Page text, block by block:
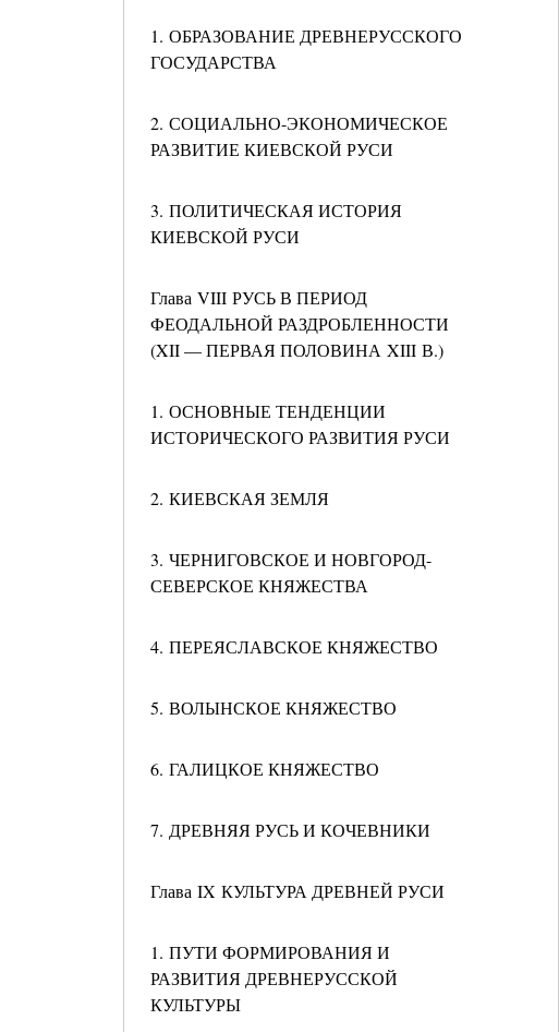
1. ОБРАЗОВАНИЕ ДРЕВНЕРУССКОГО
ГОСУДАРСТВА
2. СОЦИАЛЬНО-ЭКОНОМИЧЕСКОЕ
РАЗВИТИЕ КИЕВСКОЙ РУСИ
3. ПОЛИТИЧЕСКАЯ ИСТОРИЯ
КИЕВСКОЙ РУСИ
Глава VIII РУСЬ В ПЕРИОД
ФЕОДАЛЬНОЙ РАЗДРОБЛЕННОСТИ
(XII — ПЕРВАЯ ПОЛОВИНА XIII В.)
1. ОСНОВНЫЕ ТЕНДЕНЦИИ
ИСТОРИЧЕСКОГО РАЗВИТИЯ РУСИ
2. КИЕВСКАЯ ЗЕМЛЯ
3. ЧЕРНИГОВСКОЕ И НОВГОРОД-
СЕВЕРСКОЕ КНЯЖЕСТВА
4. ПЕРЕЯСЛАВСКОЕ КНЯЖЕСТВО
5. ВОЛЫНСКОЕ КНЯЖЕСТВО
6. ГАЛИЦКОЕ КНЯЖЕСТВО
7. ДРЕВНЯЯ РУСЬ И КОЧЕВНИКИ
Глава IX КУЛЬТУРА ДРЕВНЕЙ РУСИ
1. ПУТИ ФОРМИРОВАНИЯ И
РАЗВИТИЯ ДРЕВНЕРУССКОЙ
КУЛЬТУРЫ